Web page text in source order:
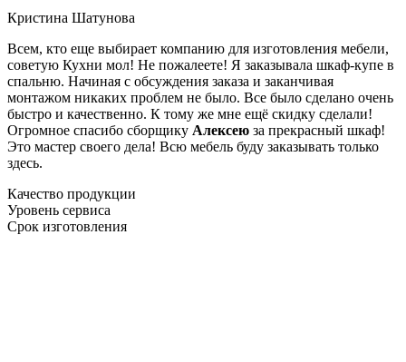
Кристина Шатунова
Всем, кто еще выбирает компанию для изготовления мебели,
советую Кухни мол! Не пожалеете! Я заказывала шкаф-купе в
спальню. Начиная с обсуждения заказа и заканчивая
монтажом никаких проблем не было. Все было сделано очень
быстро и качественно. К тому же мне ещё скидку сделали!
Огромное спасибо сборщику Алексею за прекрасный шкаф!
Это мастер своего дела! Всю мебель буду заказывать только
здесь.
Качество продукции
Уровень сервиса
Срок изготовления